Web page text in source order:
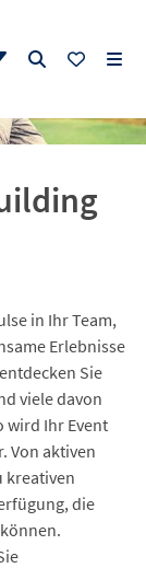
in Ihr Team,
Erlebnisse
entdecken Sie
viele davon
wird Ihr Event
Von aktiven
kreativen
die